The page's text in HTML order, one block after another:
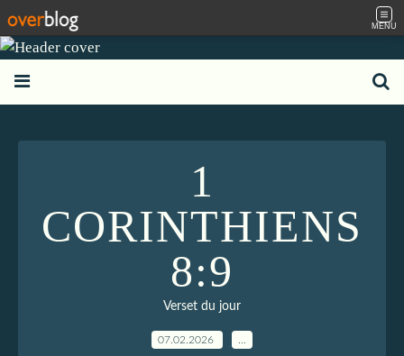
MENU
1
CORINTHIENS
8:9
Verset du jour
07.02.2026